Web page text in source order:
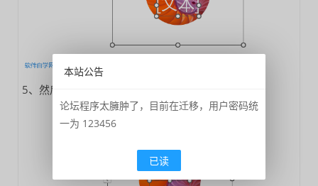
5、然后就可以双击文字进行更改想要的。如下图：
本站公告
论坛程序太臃肿了，目前在迁移，用户密码统
一为 123456
已读